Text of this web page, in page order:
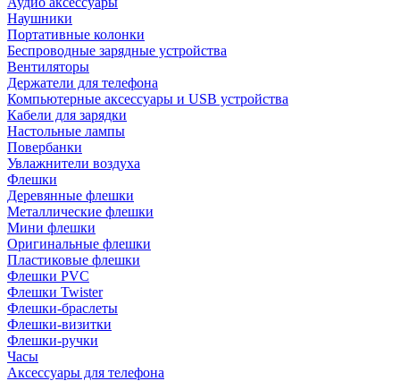
Наушники
Портативные колонки
Беспроводные зарядные устройства
Вентиляторы
Держатели для телефона
Компьютерные аксессуары и USB устройства
Кабели для зарядки
Настольные лампы
Повербанки
Увлажнители воздуха
Флешки
Деревянные флешки
Металлические флешки
Мини флешки
Оригинальные флешки
Пластиковые флешки
Флешки PVC
Флешки Twister
Флешки-браслеты
Флешки-визитки
Флешки-ручки
Часы
Аксессуары для телефона